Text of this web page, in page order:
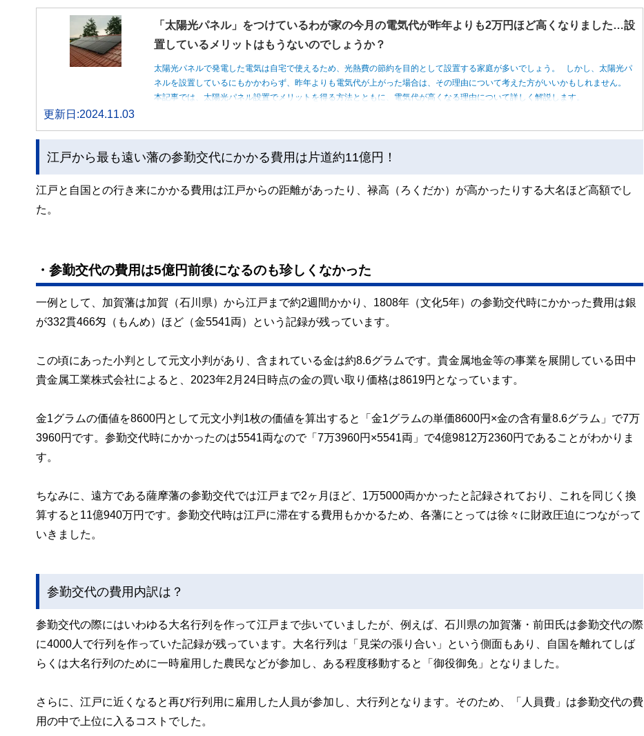
「太陽光パネル」をつけているわが家の今月の電気代が昨年よりも2万円ほど高くなりました…設
置しているメリットはもうないのでしょうか？
太陽光パネルで発電した電気は自宅で使えるため、光熱費の節約を目的として設置する家庭が多いでしょう。 しかし、太陽光パ
ネルを設置しているにもかかわらず、昨年よりも電気代が上がった場合は、その理由について考えた方がいいかもしれません。
本記事では、太陽光パネル設置でメリットを得る方法とともに、電気代が高くなる理由について詳しく解説します。
更新日:2024.11.03
江戸から最も遠い藩の参勤交代にかかる費用は片道約11億円！
江戸と自国との行き来にかかる費用は江戸からの距離があったり、禄高（ろくだか）が高かったりする大名ほど高額でし
た。
・参勤交代の費用は5億円前後になるのも珍しくなかった
一例として、加賀藩は加賀（石川県）から江戸まで約2週間かかり、1808年（文化5年）の参勤交代時にかかった費用は銀
が332貫466匁（もんめ）ほど（金5541両）という記録が残っています。
この頃にあった小判として元文小判があり、含まれている金は約8.6グラムです。貴金属地金等の事業を展開している田中
貴金属工業株式会社によると、2023年2月24日時点の金の買い取り価格は8619円となっています。
金1グラムの価値を8600円として元文小判1枚の価値を算出すると「金1グラムの単価8600円×金の含有量8.6グラム」で7万
3960円です。参勤交代時にかかったのは5541両なので「7万3960円×5541両」で4億9812万2360円であることがわかりま
す。
ちなみに、遠方である薩摩藩の参勤交代では江戸まで2ヶ月ほど、1万5000両かかったと記録されており、これを同じく換
算すると11億940万円です。参勤交代時は江戸に滞在する費用もかかるため、各藩にとっては徐々に財政圧迫につながって
いきました。
参勤交代の費用内訳は？
参勤交代の際にはいわゆる大名行列を作って江戸まで歩いていましたが、例えば、石川県の加賀藩・前田氏は参勤交代の際
に4000人で行列を作っていた記録が残っています。大名行列は「見栄の張り合い」という側面もあり、自国を離れてしば
らくは大名行列のために一時雇用した農民などが参加し、ある程度移動すると「御役御免」となりました。
さらに、江戸に近くなると再び行列用に雇用した人員が参加し、大行列となります。そのため、「人員費」は参勤交代の費
用の中で上位に入るコストでした。